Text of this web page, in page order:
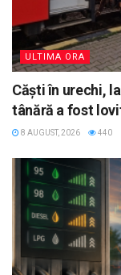
ULTIMA ORA
Căști în urechi,
tânără a fost
8 AUGUST, 2026 440